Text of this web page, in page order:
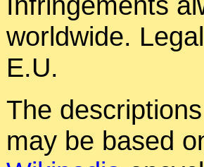
worldwide.
E.U.
The
may be based